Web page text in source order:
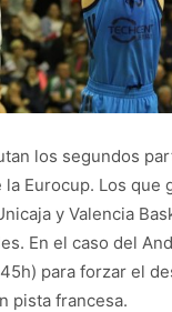
los segundos
Eurocup. Los que
y Valencia
En el caso del
para forzar el
pista francesa.